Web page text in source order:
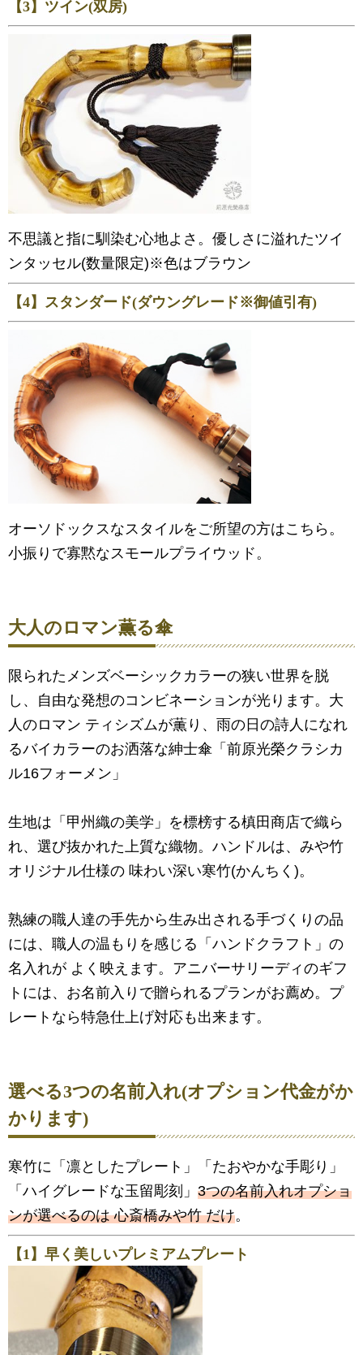
【3】ツイン(双房)
不思議と指に馴染む心地よさ。優しさに溢れたツイ
ンタッセル(数量限定)※色はブラウン
【4】スタンダード(ダウングレード※御値引有)
オーソドックスなスタイルをご所望の方はこちら。
小振りで寡黙なスモールプライウッド。
大人のロマン薫る傘
限られたメンズベーシックカラーの狭い世界を脱
し、自由な発想のコンビネーションが光ります。大
人のロマン ティシズムが薫り、雨の日の詩人になれ
るバイカラーのお洒落な紳士傘「前原光榮クラシカ
ル16フォーメン」
生地は「甲州織の美学」を標榜する槙田商店で織ら
れ、選び抜かれた上質な織物。ハンドルは、みや竹
オリジナル仕様の 味わい深い寒竹(かんちく)。
熟練の職人達の手先から生み出される手づくりの品
には、職人の温もりを感じる「ハンドクラフト」の
名入れが よく映えます。アニバーサリーディのギフ
トには、お名前入りで贈られるプランがお薦め。プ
レートなら特急仕上げ対応も出来ます。
選べる3つの名前入れ(オプション代金がか
かります)
寒竹に「凛としたプレート」「たおやかな手彫り」
「ハイグレードな玉留彫刻」 3つの名前入れオプショ
ンが選べるのは 心斎橋みや竹 だけ。
【1】早く美しいプレミアムプレート